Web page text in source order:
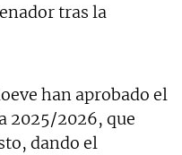
tras la
han aprobado el
2025/2026, que
dando el